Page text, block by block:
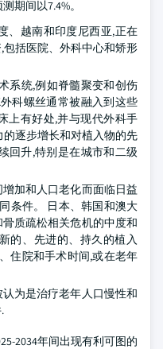
期间以7.4%。
、越南和印度尼西亚,正在
括医院、外科中心和矫形
系统,例如脊髓聚变和创伤
科螺丝通常被融入到这些
上有好处,并与现代外科手
逐步增长和对植入物的先
回升,特别是在城市和二级
加和人口老化而面临日益
条件。 日本、韩国和澳大
质疏松相关危机的中度和
的、先进的、持久的植入
住院和手术时间,或在老年
为是治疗老年人口慢性和
2034年间出现有利可图的